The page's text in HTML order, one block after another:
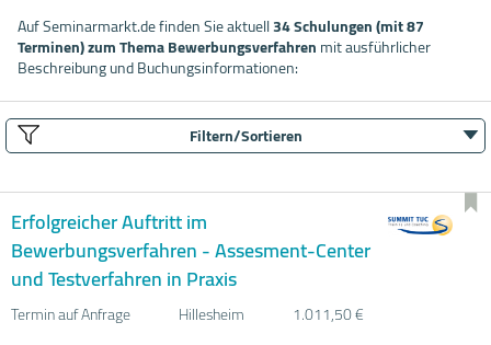
Auf Seminarmarkt.de finden Sie aktuell34 Schulungen (mit 87
Terminen) zum Thema Bewerbungsverfahrenmit ausführlicher
Beschreibung und Buchungsinformationen:
Filtern/Sortieren
Erfolgreicher Auftritt im
Bewerbungsverfahren - Assesment-Center
und Testverfahren in Praxis
Termin auf Anfrage Hillesheim 1.011,50 €